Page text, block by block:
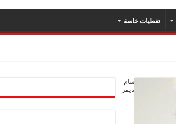
تغطيات خاصة
شام
تايمز